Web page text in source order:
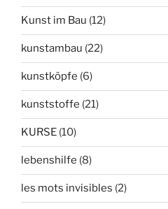
Kunst im Bau (12)
kunstambau (22)
kunstköpfe (6)
kunststoffe (21)
KURSE (10)
lebenshilfe (8)
les mots invisibles (2)